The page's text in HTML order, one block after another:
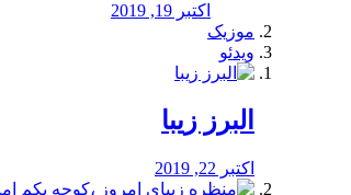
اکتبر 19, 2019
موزیک
ویدئو
البرز زیبا
اکتبر 22, 2019